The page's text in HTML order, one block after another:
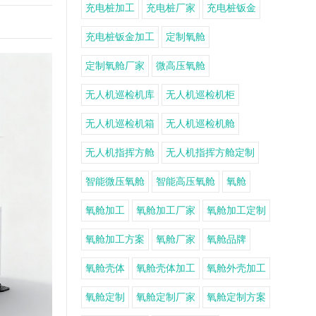
充电桩加工 充电桩厂家 充电桩钣金
充电桩钣金加工 定制氧舱
定制氧舱厂家 微高压氧舱
无人机巡检机库 无人机巡检机柜
无人机巡检机箱 无人机巡检机舱
无人机指挥方舱 无人机指挥方舱定制
智能微压氧舱 智能高压氧舱 氧舱
氧舱加工 氧舱加工厂家 氧舱加工定制
氧舱加工方案 氧舱厂家 氧舱品牌
氧舱壳体 氧舱壳体加工 氧舱外壳加工
氧舱定制 氧舱定制厂家 氧舱定制方案